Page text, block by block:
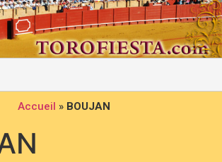
Accueil » BOUJAN